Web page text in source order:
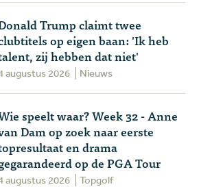
Trump claimt twee
op eigen baan: 'Ik heb
zij hebben dat niet'
augustus 2026 Nieuws
speelt waar? Week 32 - Anne
Dam op zoek naar eerste
en drama
op de PGA Tour
augustus 2026 Topgolf